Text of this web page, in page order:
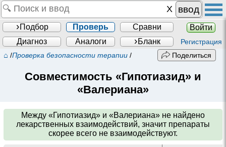
ввод
Подбор Проверь Сравни
Войти
Диагноз
Аналоги Бланк Регистрация
⌂ /Проверка безопасности терапии / Поделиться
Совместимость «Гипотиазид» и
«Валериана»
Между «Гипотиазид» и «Валериана»не найдено
лекарственных взаимодействий, значит препараты
скорее всего не взаимодействуют.